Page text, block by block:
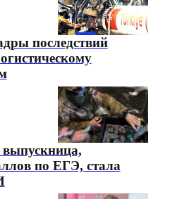
последствий
по ЕГЭ, стала